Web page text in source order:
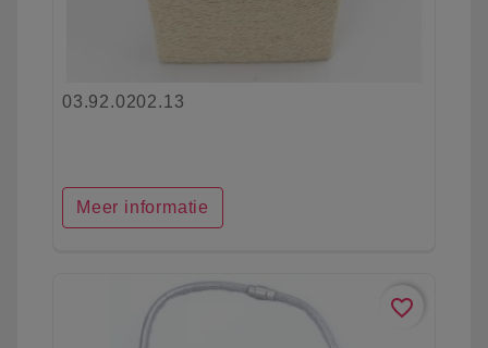
03.92.0202.13
Meer informatie
favorite_border